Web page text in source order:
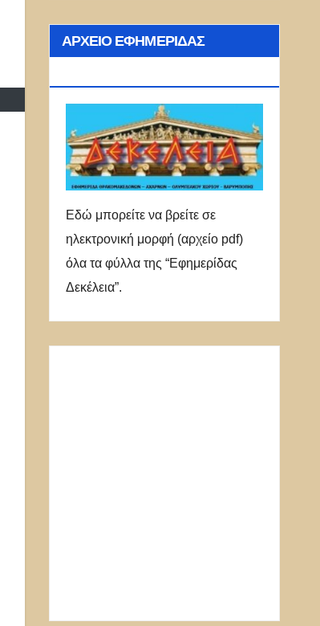
ΑΡΧΕΊΟ ΕΦΗΜΕΡΊΔΑΣ
Εδώ μπορείτε να βρείτε σε
ηλεκτρονική μορφή (αρχείο pdf)
όλα τα φύλλα της “Εφημερίδας
Δεκέλεια”.